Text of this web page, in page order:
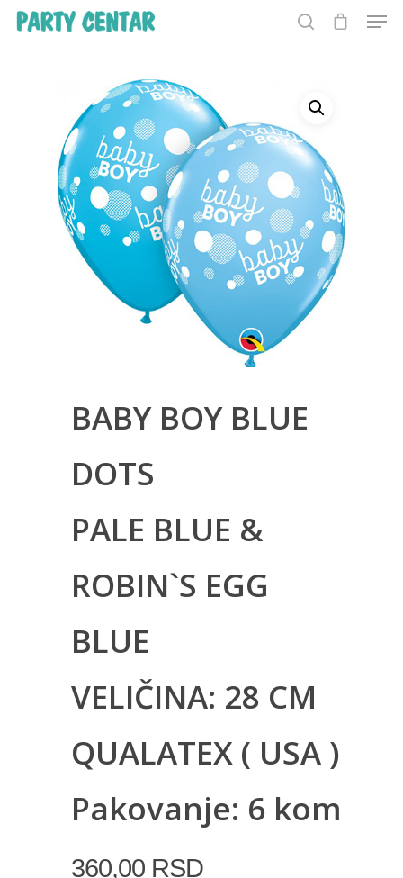
Hit enter to search or ESC to close
BABY BOY BLUE
DOTS
PALE BLUE &
ROBIN`S EGG
BLUE
VELIČINA: 28 CM
QUALATEX ( USA )
Pakovanje: 6 kom
360,00 RSD